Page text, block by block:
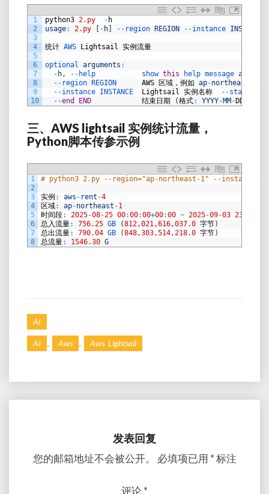
1
2
3
4
5
6
7
8
9
10
python3 2.py - h
usage: 2.py [ - h] -- region REGION --instance INSTANCE
统计 AWS Lightsail 实例流量
optional arguments :
- h , -- help show this help message and
-- region REGION AWS 区域，例如 ap-northeast
--instance INSTANCE Lightsail 实例名称 --start
--end END 结束日期 (格式: YYYY-MM-DD
三、AWS lightsail 实例统计流量，
Python脚本传参示例
1
2
3
4
5
6
7
8
# python3 2.py --
实例 : aws - rent -4
区域: ap-northeast -1
时间段: 2025-08-25 00:00:00+00:00 ~ 2025-09-03 23
总入流量: 756.25 GB (812 ,021 ,616 ,037.0 字节)
总出流量: 790.04 GB (848 ,303 ,514 , 218.0 字节)
总流量: 1546.30 G
AI
AI , Aws , Aws Lightsail
发表回复
您的邮箱地址不会被公开。 必填项已用 *标注
评论 *